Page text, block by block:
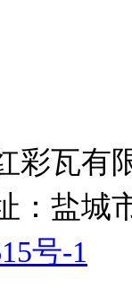
彩瓦有
：盐城
号-1